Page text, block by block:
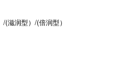
(滋润型）/(倍润型）